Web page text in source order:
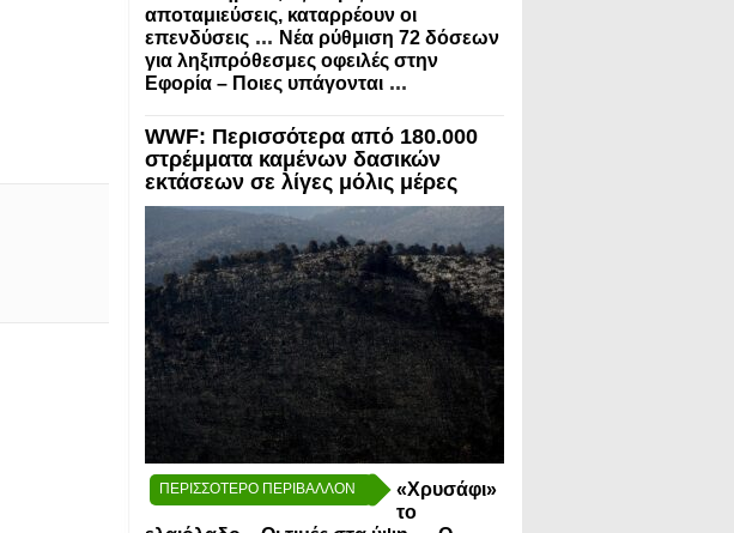
αποταμιεύσεις, καταρρέουν οι
επενδύσεις ... Νέα ρύθμιση 72 δόσεων
για ληξιπρόθεσμες οφειλές στην
Εφορία – Ποιες υπάγονται ...
WWF: Περισσότερα από 180.000
στρέμματα καμένων δασικών
εκτάσεων σε λίγες μόλις μέρες
ΠΕΡΙΣΣΟΤΕΡΟ ΠΕΡΙΒΑΛΛΟΝ
«Χρυσάφι»
το